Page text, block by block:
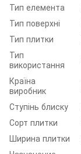
Тип елемента
Тип поверхні
Тип плитки
Тип
використання
Країна
виробник
Ступінь блиску
Сорт плитки
Ширина плитки